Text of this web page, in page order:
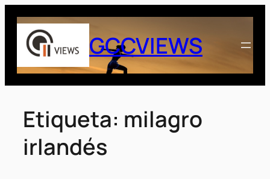
Saltar
contenido
GCCVIEWS
Etiqueta: milagro
irlandés